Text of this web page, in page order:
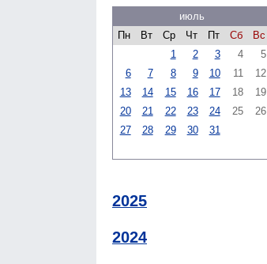
июль
Пн
Вт Ср Чт Пт Сб
Вс
1
2 3 4
5
6
7 8 9 10 11
12
13
14 15 16 17 18
19
20
21 22 23 24 25
26
27
28 29 30 31
2025
2024